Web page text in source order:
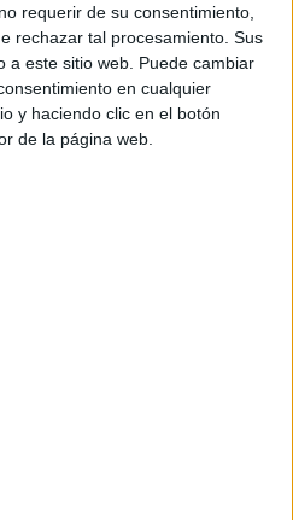
requerir de su consentimiento,
rechazar tal procesamiento. Sus
a este sitio web. Puede cambiar
en cualquier
y haciendo clic en el botón
de la página web.
en el transcurso del día.
el comportamiento
correspondiente,
los periodos diarios, de la